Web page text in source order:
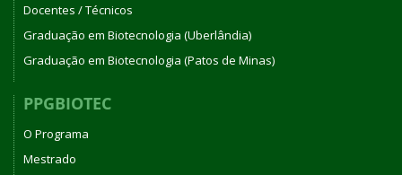
Docentes / Técnicos
Graduação em Biotecnologia (Uberlândia)
Graduação em Biotecnologia (Patos de Minas)
PPGBIOTEC
O Programa
Mestrado